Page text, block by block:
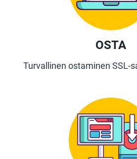
OSTA
Turvallinen ostaminen SSL-